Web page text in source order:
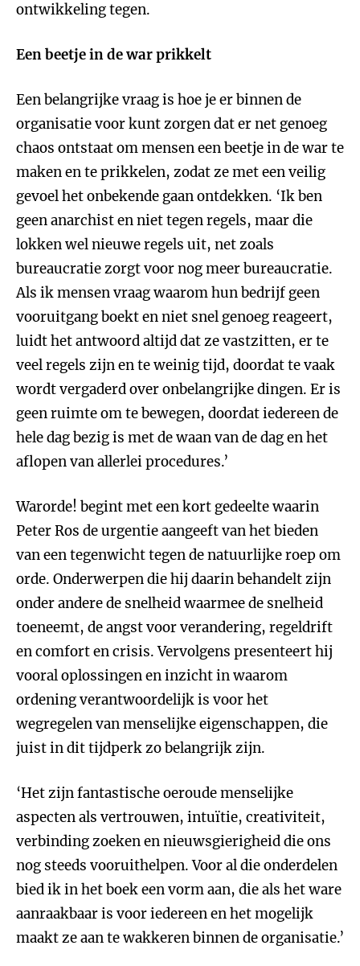
ontwikkeling tegen.
Een beetje in de war prikkelt
Een belangrijke vraag is hoe je er binnen de
organisatie voor kunt zorgen dat er net genoeg
chaos ontstaat om mensen een beetje in de war te
maken en te prikkelen, zodat ze met een veilig
gevoel het onbekende gaan ontdekken. ‘Ik ben
geen anarchist en niet tegen regels, maar die
lokken wel nieuwe regels uit, net zoals
bureaucratie zorgt voor nog meer bureaucratie.
Als ik mensen vraag waarom hun bedrijf geen
vooruitgang boekt en niet snel genoeg reageert,
luidt het antwoord altijd dat ze vastzitten, er te
veel regels zijn en te weinig tijd, doordat te vaak
wordt vergaderd over onbelangrijke dingen. Er is
geen ruimte om te bewegen, doordat iedereen de
hele dag bezig is met de waan van de dag en het
aflopen van allerlei procedures.’
Warorde! begint met een kort gedeelte waarin
Peter Ros de urgentie aangeeft van het bieden
van een tegenwicht tegen de natuurlijke roep om
orde. Onderwerpen die hij daarin behandelt zijn
onder andere de snelheid waarmee de snelheid
toeneemt, de angst voor verandering, regeldrift
en comfort en crisis. Vervolgens presenteert hij
vooral oplossingen en inzicht in waarom
ordening verantwoordelijk is voor het
wegregelen van menselijke eigenschappen, die
juist in dit tijdperk zo belangrijk zijn.
‘Het zijn fantastische oeroude menselijke
aspecten als vertrouwen, intuïtie, creativiteit,
verbinding zoeken en nieuwsgierigheid die ons
nog steeds vooruithelpen. Voor al die onderdelen
bied ik in het boek een vorm aan, die als het ware
aanraakbaar is voor iedereen en het mogelijk
maakt ze aan te wakkeren binnen de organisatie.’